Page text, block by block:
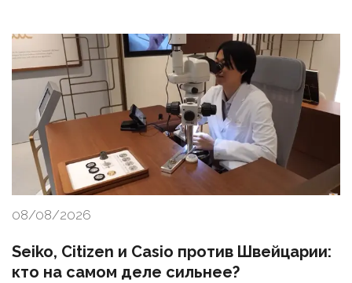
08/08/2026
Seiko, Citizen и Casio против Швейцарии:
кто на самом деле сильнее?